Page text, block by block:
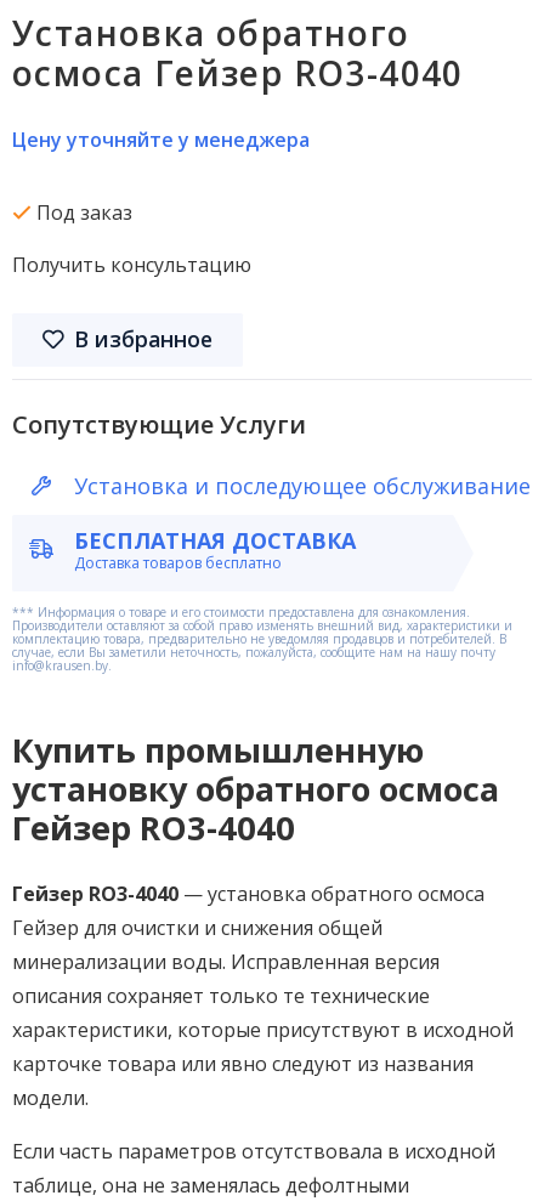
Установка обратного
осмоса Гейзер RO3-4040
Цену уточняйте у менеджера
Под заказ
Получить консультацию
В избранное
Сопутствующие Услуги
Установка и последующее обслуживание
БЕСПЛАТНАЯ ДОСТАВКА
Доставка товаров бесплатно
*** Информация о товаре и его стоимости предоставлена для ознакомления.
Производители оставляют за собой право изменять внешний вид, характеристики и
комплектацию товара, предварительно не уведомляя продавцов и потребителей. В
случае, если Вы заметили неточность, пожалуйста, сообщите нам на нашу почту
info@krausen.by.
Купить промышленную
установку обратного осмоса
Гейзер RO3-4040
Гейзер RO3-4040 — установка обратного осмоса
Гейзер для очистки и снижения общей
минерализации воды. Исправленная версия
описания сохраняет только те технические
характеристики, которые присутствуют в исходной
карточке товара или явно следуют из названия
модели.
Если часть параметров отсутствовала в исходной
таблице, она не заменялась дефолтными